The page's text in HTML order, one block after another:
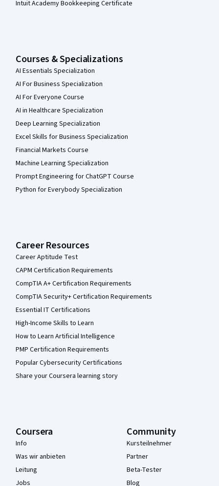
Intuit Academy Bookkeeping Certificate
Courses & Specializations
AI Essentials Specialization
AI For Business Specialization
AI For Everyone Course
AI in Healthcare Specialization
Deep Learning Specialization
Excel Skills for Business Specialization
Financial Markets Course
Machine Learning Specialization
Prompt Engineering for ChatGPT Course
Python for Everybody Specialization
Career Resources
Career Aptitude Test
CAPM Certification Requirements
CompTIA A+ Certification Requirements
CompTIA Security+ Certification Requirements
Essential IT Certifications
High-Income Skills to Learn
How to Learn Artificial Intelligence
PMP Certification Requirements
Popular Cybersecurity Certifications
Share your Coursera learning story
Coursera
Info
Was wir anbieten
Leitung
Jobs
Community
Kursteilnehmer
Partner
Beta-Tester
Blog